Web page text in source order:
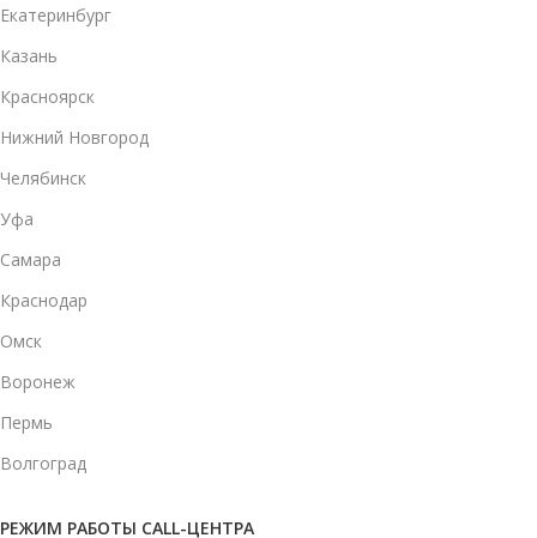
Екатеринбург
Казань
Красноярск
Нижний Новгород
Челябинск
Уфа
Самара
Краснодар
Омск
Воронеж
Пермь
Волгоград
РЕЖИМ РАБОТЫ CALL-ЦЕНТРА